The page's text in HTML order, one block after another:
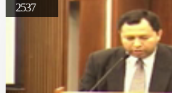
2537